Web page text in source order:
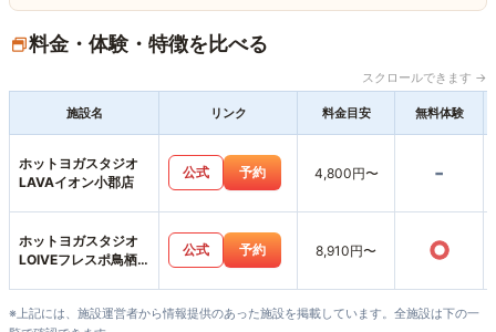
料金・体験・特徴を比べる
スクロールできます →
施設名 リンク 料金目安 無料体験
ホットヨガスタジオ
LAVAイオン小郡店
公式 予約 4,800円〜 -
ホットヨガスタジオ
LOIVEフレスポ鳥栖
公式 予約 8,910円〜 ○
※上記には、施設運営者から情報提供のあった施設を掲載しています。全施設は下の一